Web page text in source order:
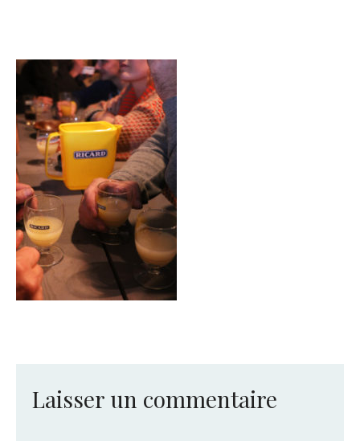
Laisser un commentaire